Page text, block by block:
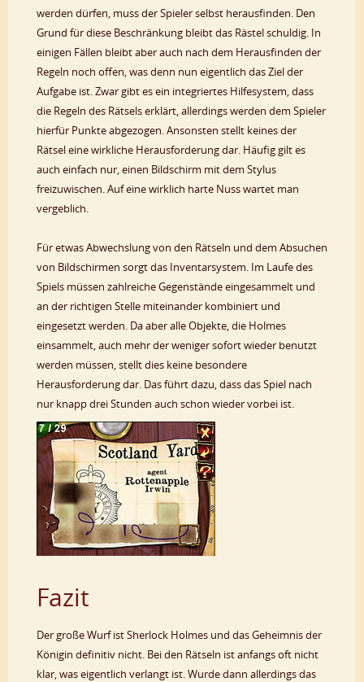
werden dürfen, muss der Spieler selbst herausfinden. Den
Grund für diese Beschränkung bleibt das Rästel schuldig. In
einigen Fällen bleibt aber auch nach dem Herausfinden der
Regeln noch offen, was denn nun eigentlich das Ziel der
Aufgabe ist. Zwar gibt es ein integriertes Hilfesystem, dass
die Regeln des Rätsels erklärt, allerdings werden dem Spieler
hierfür Punkte abgezogen. Ansonsten stellt keines der
Rätsel eine wirkliche Herausforderung dar. Häufig gilt es
auch einfach nur, einen Bildschirm mit dem Stylus
freizuwischen. Auf eine wirklich harte Nuss wartet man
vergeblich.
Für etwas Abwechslung von den Rätseln und dem Absuchen
von Bildschirmen sorgt das Inventarsystem. Im Laufe des
Spiels müssen zahlreiche Gegenstände eingesammelt und
an der richtigen Stelle miteinander kombiniert und
eingesetzt werden. Da aber alle Objekte, die Holmes
einsammelt, auch mehr der weniger sofort wieder benutzt
werden müssen, stellt dies keine besondere
Herausforderung dar. Das führt dazu, dass das Spiel nach
nur knapp drei Stunden auch schon wieder vorbei ist.
Fazit
Der große Wurf ist Sherlock Holmes und das Geheimnis der
Königin definitiv nicht. Bei den Rätseln ist anfangs oft nicht
klar, was eigentlich verlangt ist. Wurde dann allerdings das